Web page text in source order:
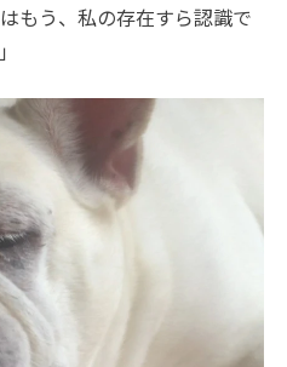
もう、私の存在すら認識で